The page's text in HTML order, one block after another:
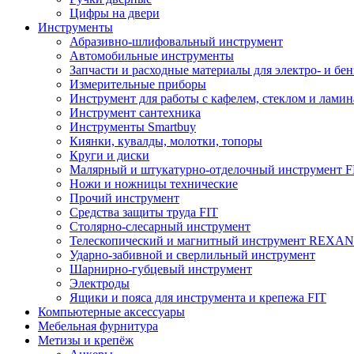
Цифры на двери
Инструменты
Абразивно-шлифовальный инструмент
Автомобильные инструменты
Запчасти и расходные материалы для электро- и
Измерительные приборы
Инструмент для работы с кафелем, стеклом и
Инструмент сантехника
Инструменты Smartbuy
Киянки, кувалды, молотки, топоры
Круги и диски
Малярный и штукатурно-отделочный инструмент
Ножи и ножницы технические
Прочий инструмент
Средства защиты труда FIT
Столярно-слесарный инструмент
Телескопический и магнитный инструмент
Ударно-забивной и сверлильный инструмент
Шарнирно-губцевый инструмент
Электроды
Ящики и пояса для инструмента и крепежа FIT
Компьютерные аксессуары
Мебельная фурнитура
Метизы и крепёж